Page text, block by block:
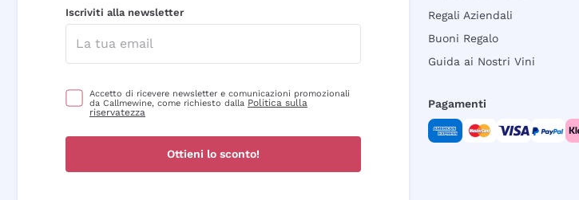
Iscriviti alla newsletter
Accetto di ricevere newsletter e comunicazioni promozionali
da Callmewine, come richiesto dalla Politica sulla
riservatezza
Ottieni lo sconto!
Regali Aziendali
Buoni Regalo
Guida ai Nostri Vini
Pagamenti